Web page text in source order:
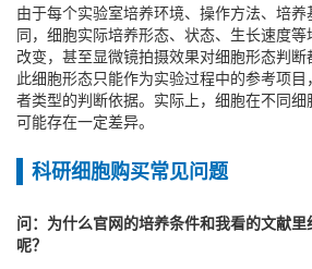
由于每个实验室培养环境、操作方法、培
同，细胞实际培养形态、状态、生长速度
改变，甚至显微镜拍摄效果对细胞形态判
此细胞形态只能作为实验过程中的参考项
者类型的判断依据。实际上，细胞在不同
可能存在一定差异。
科研细胞购买常见问题
问：为什么官网的培养条件和我看的文献
呢？